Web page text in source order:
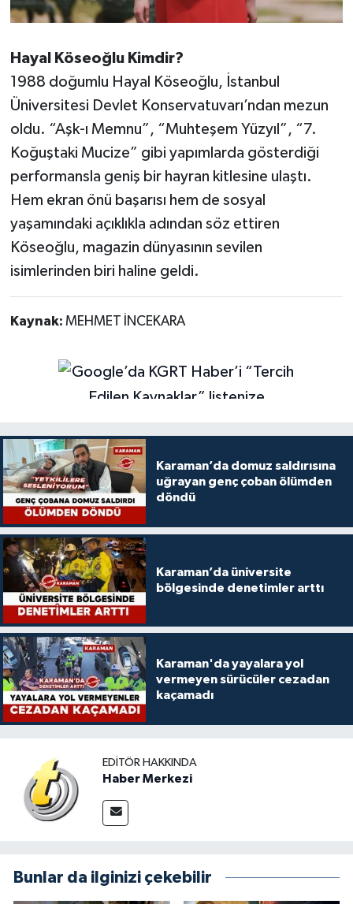
Hayal Köseoğlu Kimdir?
1988 doğumlu Hayal Köseoğlu, İstanbul
Üniversitesi Devlet Konservatuvarı’ndan mezun
oldu. “Aşk-ı Memnu”, “Muhteşem Yüzyıl”, “7.
Koğuştaki Mucize” gibi yapımlarda gösterdiği
performansla geniş bir hayran kitlesine ulaştı.
Hem ekran önü başarısı hem de sosyal
yaşamındaki açıklıkla adından söz ettiren
Köseoğlu, magazin dünyasının sevilen
isimlerinden biri haline geldi.
Kaynak: MEHMET İNCEKARA
Karaman’da domuz saldırısına
uğrayan genç çoban ölümden
döndü
Karaman’da üniversite
bölgesinde denetimler arttı
Karaman'da yayalara yol
vermeyen sürücüler cezadan
kaçamadı
EDITÖR HAKKINDA
Haber Merkezi
Bunlar da ilginizi çekebilir